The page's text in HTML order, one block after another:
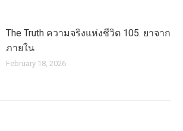
The Truth ความจริงแห่งชีวิต 105. ยาจาก
ภายใน
February 18, 2026